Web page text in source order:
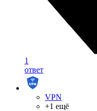
1
ответ
VPN
+1 ещё